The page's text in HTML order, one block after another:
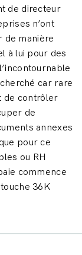
de directeur
n’ont
de manière
à lui pour des
car rare
de contrôler
de
annexes
pour ce
ou RH
commence
36K